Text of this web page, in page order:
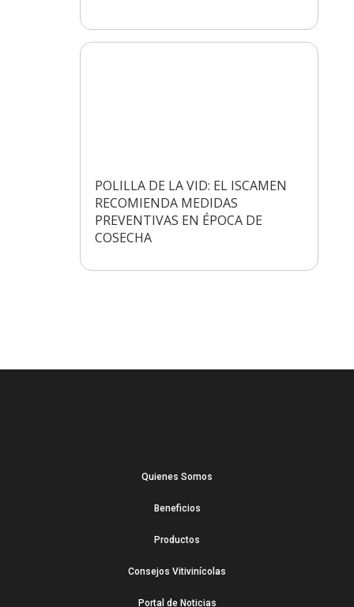
POLILLA DE LA VID: EL ISCAMEN
RECOMIENDA MEDIDAS
PREVENTIVAS EN ÉPOCA DE
COSECHA
Quienes Somos
Beneficios
Productos
Consejos Vitivinícolas
Portal de Noticias